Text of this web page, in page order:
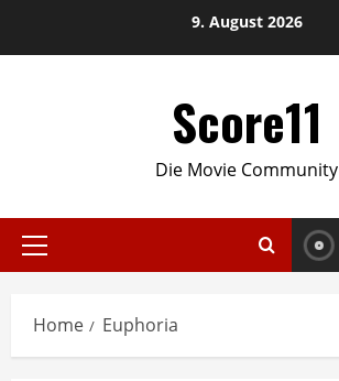
9. August 2026
Score11
Die Movie Community
Primary
Home Euphoria